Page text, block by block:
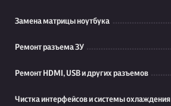
Замена матрицы ноутбука
Ремонт разъема ЗУ
Ремонт HDMI, USB и других разъемов
Чистка интерфейсов и системы охлаждения